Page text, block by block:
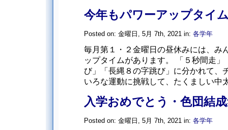
今年もパワーアップタイ
Posted on: 金曜日, 5月 7th, 2021 in: 各学年
毎月第１・２金曜日の昼休みには、み
ップタイムがあります。 「５秒間走
び」「長縄８の字跳び」に分かれて、
いろな運動に挑戦して、たくましい中
入学おめでとう・色団結
Posted on: 金曜日, 5月 7th, 2021 in: 各学年